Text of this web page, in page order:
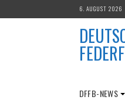
to
6. AUGUST 2026
DFFB-NEWS